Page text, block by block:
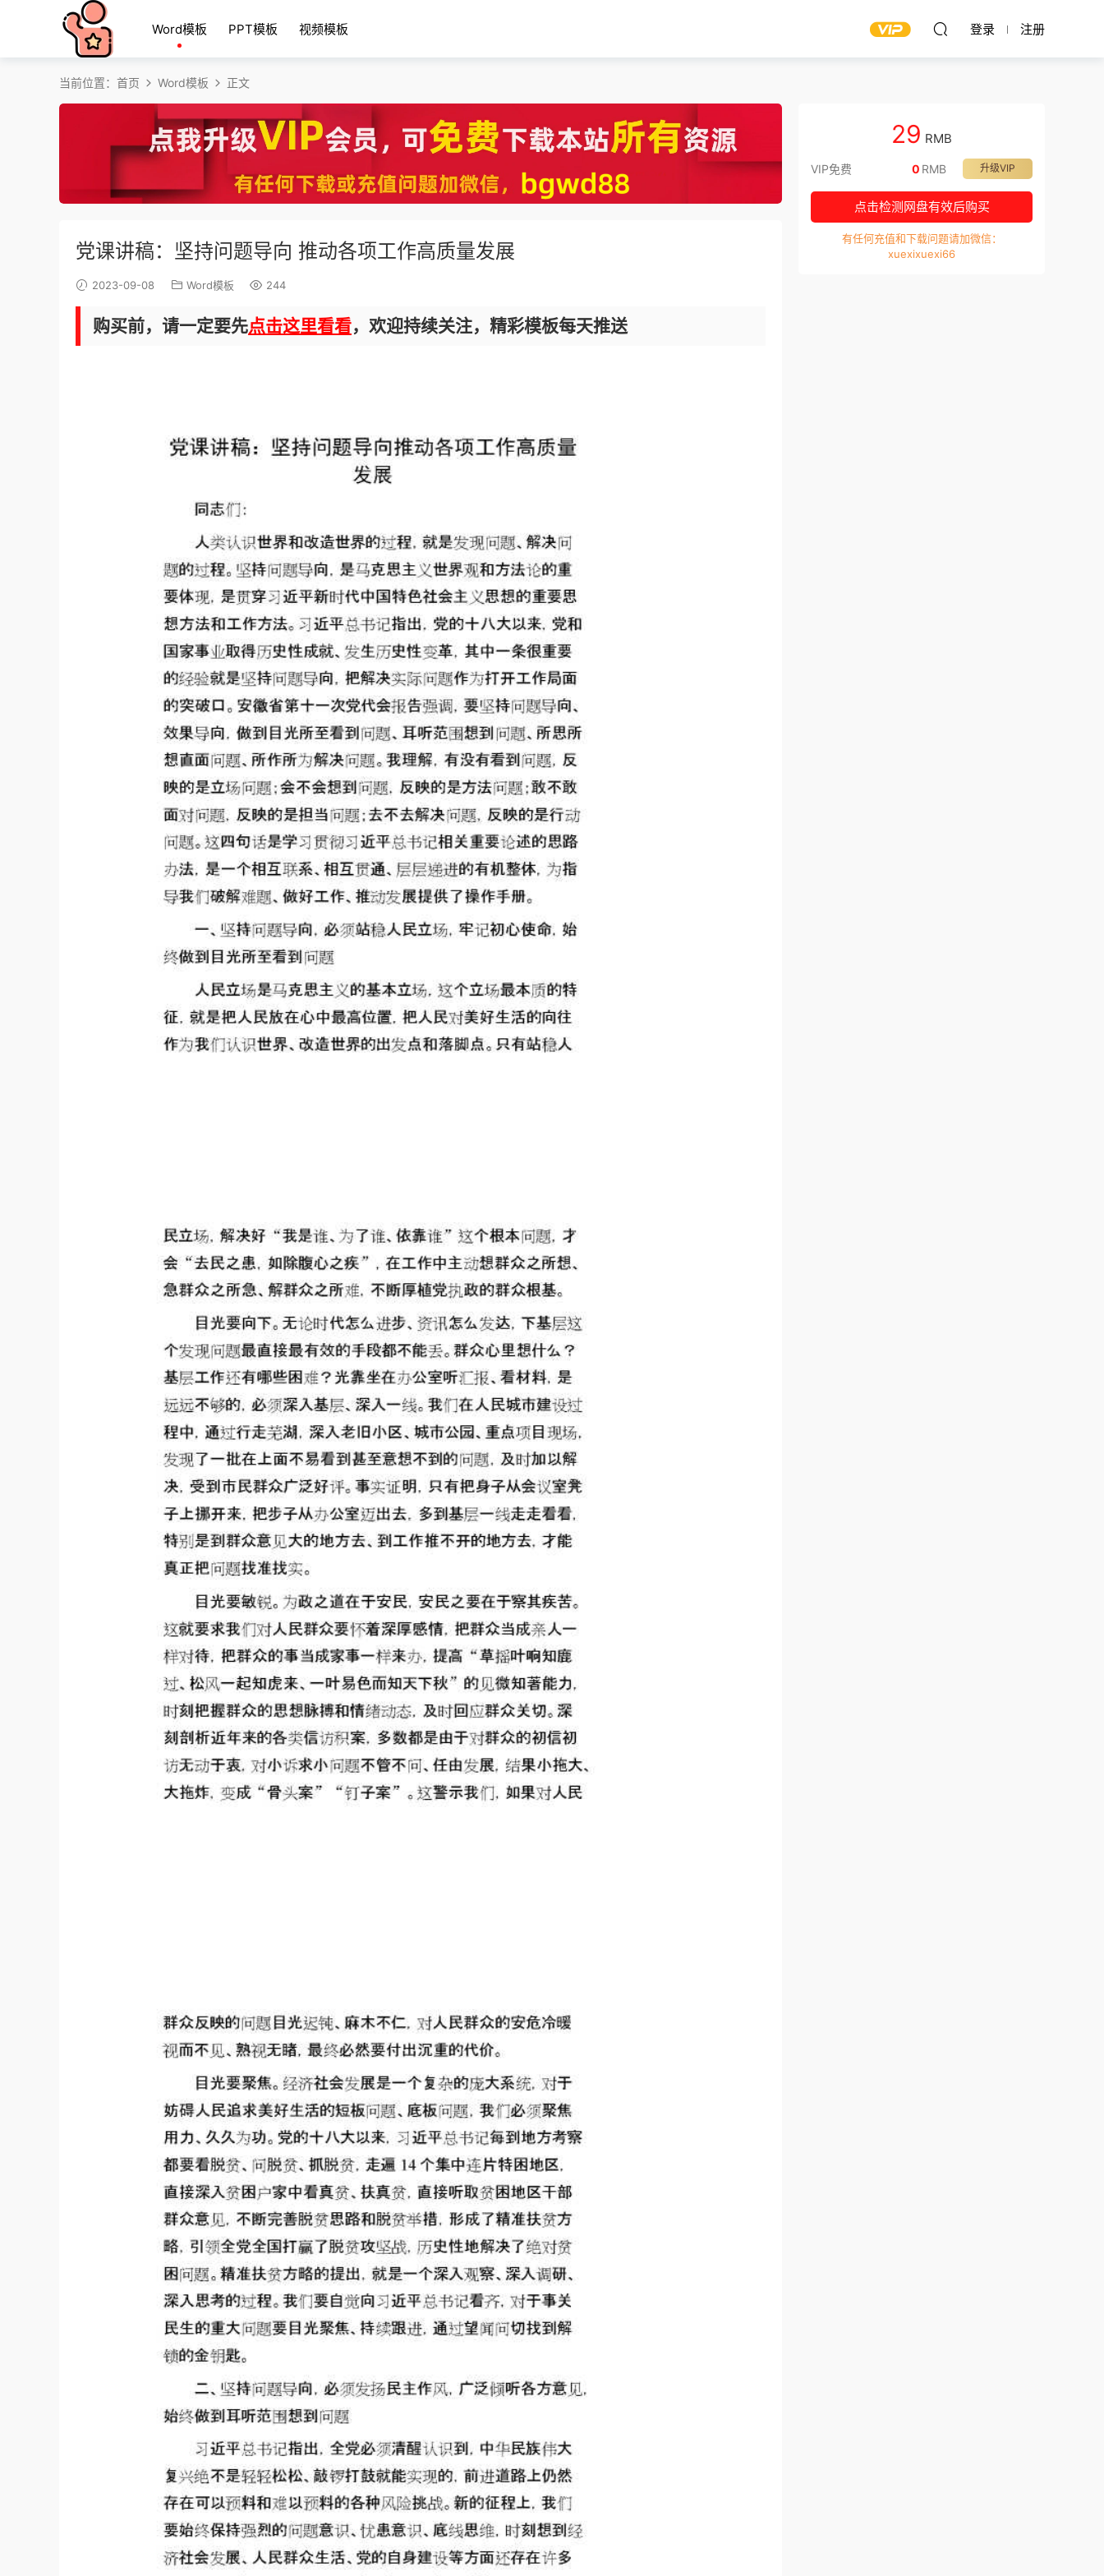
Word模板 PPT模板 视频模板 登录 注册
当前位置： 首页 Word模板 正文
党课讲稿：坚持问题导向 推动各项工作高质量发展
2023-09-08 Word模板 244
购买前，请一定要先点击这里看看，欢迎持续关注，精彩模板每天推送
29 RMB
VIP免费 升级VIP
0 RMB
点击检测网盘有效后购买
有任何充值和下载问题请加微信：
xuexixuexi66